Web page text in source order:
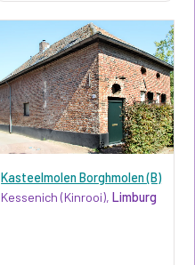
Kasteelmolen Borghmolen (B)
Kessenich (Kinrooi),Limburg